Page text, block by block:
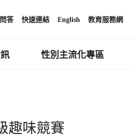
答 快速連結 English 教育服務網
性別主流化專區
趣味競賽